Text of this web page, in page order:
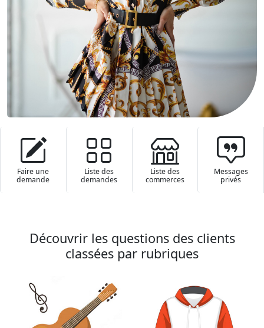
Faire une
demande
Liste des
demandes
Liste des
commerces
Messa­ges
privés
Découvrir les questions des clients
classées par rubriques